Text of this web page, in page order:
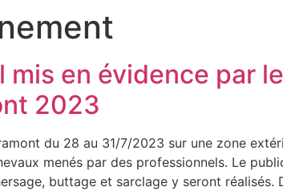
mis en évidence par
2023
du 28 au 31/7/2023 sur une zone
menés par des professionnels. Le
buttage et sarclage y seront réalisés.